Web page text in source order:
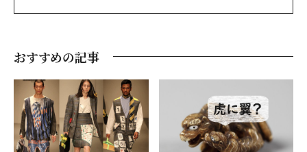
おすすめの記事